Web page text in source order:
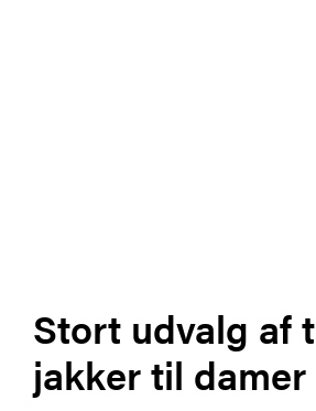
Stort udvalg af
jakker til damer